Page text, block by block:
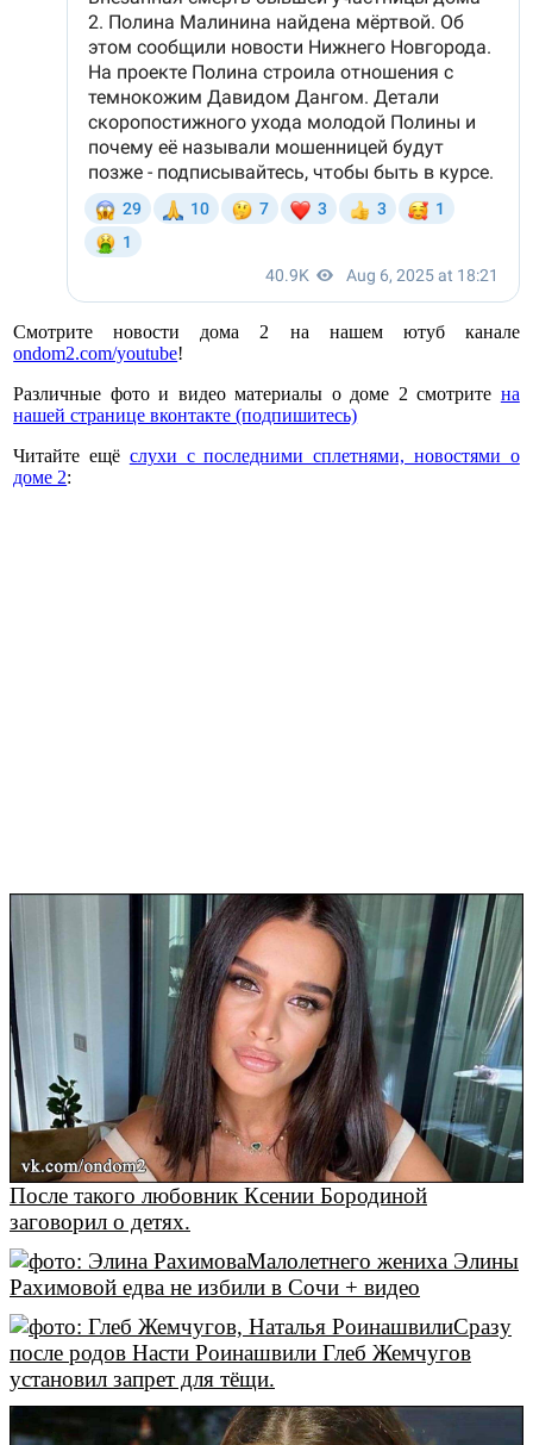
Смотрите новости дома 2 на нашем ютуб канале
ondom2.com/youtube!
Различные фото и видео материалы о доме 2 смотрите на
нашей странице вконтакте (подпишитесь)
Читайте ещё слухи с последними сплетнями, новостями о
доме 2:
После такого любовник Ксении Бородиной
заговорил о детях.
Малолетнего жениха Элины
Рахимовой едва не избили в Сочи + видео
Сразу
после родов Насти Роинашвили Глеб Жемчугов
установил запрет для тёщи.